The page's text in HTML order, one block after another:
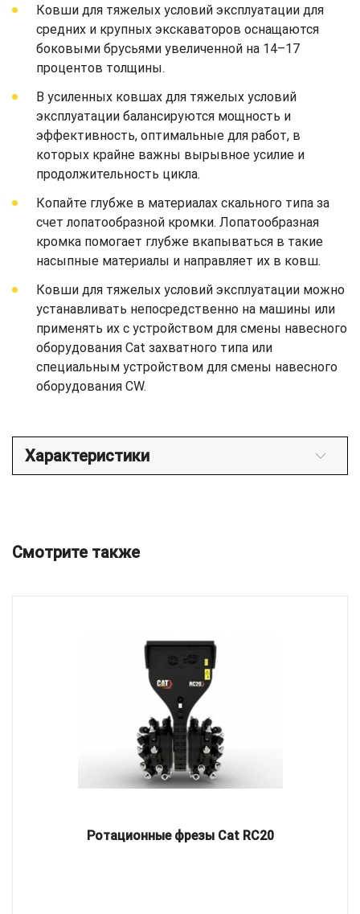
Ковши для тяжелых условий эксплуатации для
средних и крупных экскаваторов оснащаются
боковыми брусьями увеличенной на 14–17
процентов толщины.
В усиленных ковшах для тяжелых условий
эксплуатации балансируются мощность и
эффективность, оптимальные для работ, в
которых крайне важны вырывное усилие и
продолжительность цикла.
Копайте глубже в материалах скального типа за
счет лопатообразной кромки. Лопатообразная
кромка помогает глубже вкапываться в такие
насыпные материалы и направляет их в ковш.
Ковши для тяжелых условий эксплуатации можно
устанавливать непосредственно на машины или
применять их с устройством для смены навесного
оборудования Cat захватного типа или
специальным устройством для смены навесного
оборудования CW.
Характеристики
Смотрите также
Ротационные фрезы Cat RC20